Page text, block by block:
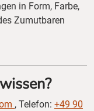
in Form, Farbe,
Zumutbaren
, Telefon: +49 90